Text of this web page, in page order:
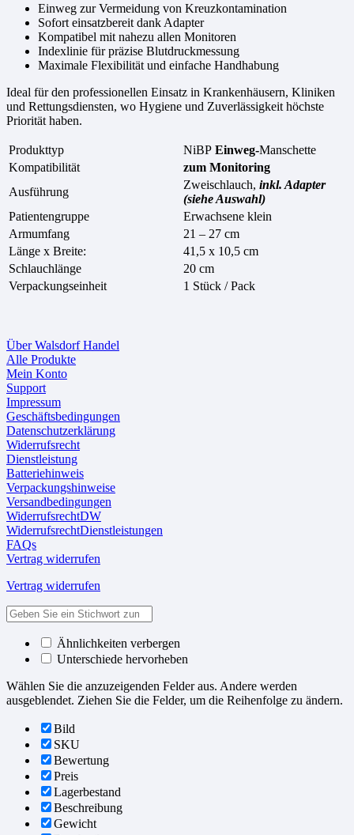
Einweg zur Vermeidung von Kreuzkontamination
Sofort einsatzbereit dank Adapter
Kompatibel mit nahezu allen Monitoren
Indexlinie für präzise Blutdruckmessung
Maximale Flexibilität und einfache Handhabung
Ideal für den professionellen Einsatz in Krankenhäusern, Kliniken
und Rettungsdiensten, wo Hygiene und Zuverlässigkeit höchste
Priorität haben.
Produkttyp NiBP Einweg-Manschette
Kompatibilität
zum Monitoring
Ausführung
Zweischlauch, inkl. Adapter
(siehe Auswahl)
Patientengruppe
Erwachsene klein
Armumfang
21 – 27 cm
Länge x Breite:
41,5 x 10,5 cm
Schlauchlänge
20 cm
Verpackungseinheit
1 Stück / Pack
Über Walsdorf Handel
Alle Produkte
Mein Konto
Support
Impressum
Geschäftsbedingungen
Datenschutzerklärung
Widerrufsrecht
Dienstleistung
Batteriehinweis
Verpackungshinweise
Versandbedingungen
WiderrufsrechtDW
WiderrufsrechtDienstleistungen
FAQs
Vertrag widerrufen
Vertrag widerrufen
Ähnlichkeiten verbergen
Unterschiede hervorheben
Wählen Sie die anzuzeigenden Felder aus. Andere werden
ausgeblendet. Ziehen Sie die Felder, um die Reihenfolge zu ändern.
Bild
SKU
Bewertung
Preis
Lagerbestand
Beschreibung
Gewicht